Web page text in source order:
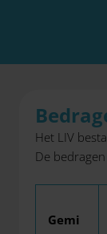
Het LIV
De
Gemi